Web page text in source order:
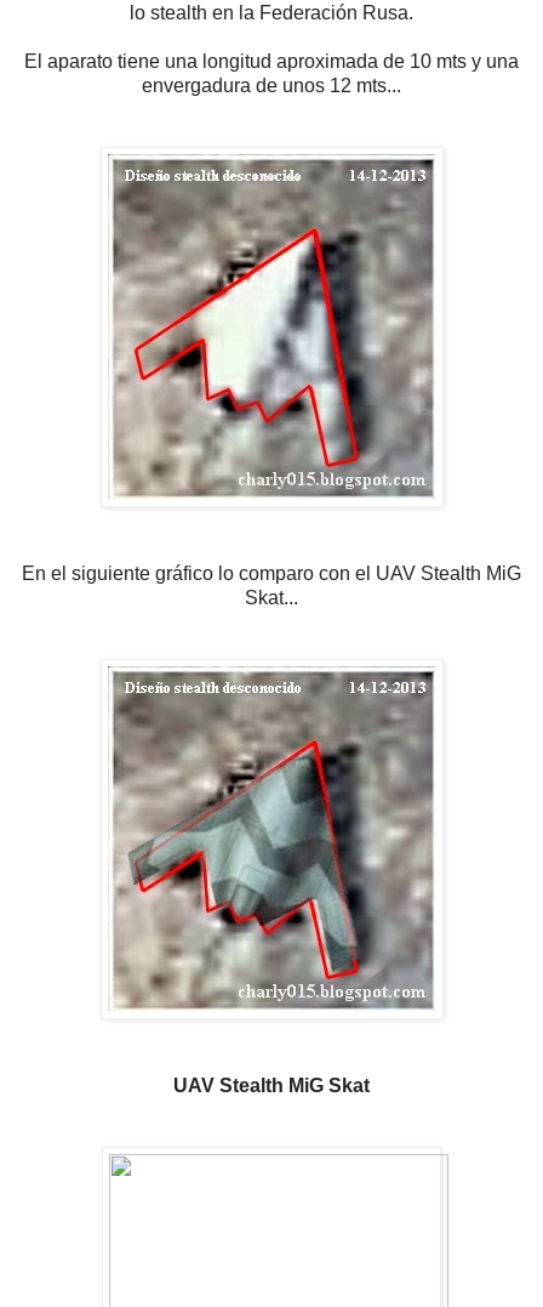
lo stealth en la Federación Rusa.
El aparato tiene una longitud aproximada de 10 mts y una
envergadura de unos 12 mts...
En el siguiente gráfico lo comparo con el UAV Stealth MiG
Skat...
UAV Stealth MiG Skat